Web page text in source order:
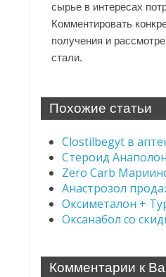
сырье в интересах
Комментировать
получения и
стали.
Похожие статьи
Clostilbegyt в
Стероид Анаполон
Zero Carb
Анастрозол
Оксиметалон +
Оксанабол со
Комментарии к